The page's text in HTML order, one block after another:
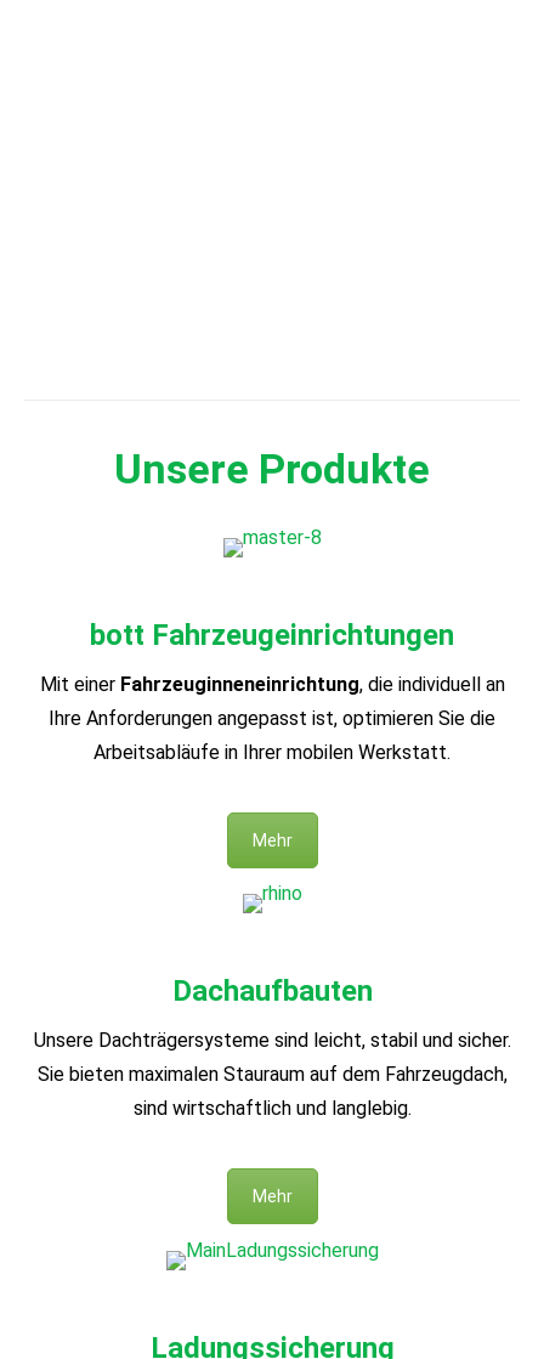
Unsere Produkte
bott Fahrzeugeinrichtungen
Mit einer Fahrzeug­innen­einrichtung, die individuell an
Ihre Anforde­rungen angepasst ist, optimieren Sie die
Arbeits­abläufe in Ihrer mobilen Werkstatt.
Mehr
Dachaufbauten
Unsere Dachträgersysteme sind leicht, stabil und sicher.
Sie bieten maximalen Stauraum auf dem Fahrzeugdach,
sind wirtschaftlich und langlebig.
Mehr
Ladungssicherung